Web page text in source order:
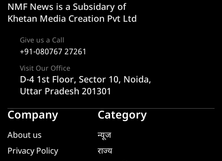
NMF News is a Subsidary of
Khetan Media Creation Pvt Ltd
Give us a Call
+91-080767 27261
Visit Our Office
D-4 1st Floor, Sector 10, Noida,
Uttar Pradesh 201301
Company
About us
Privacy Policy
Category
न्यूज
राज्य